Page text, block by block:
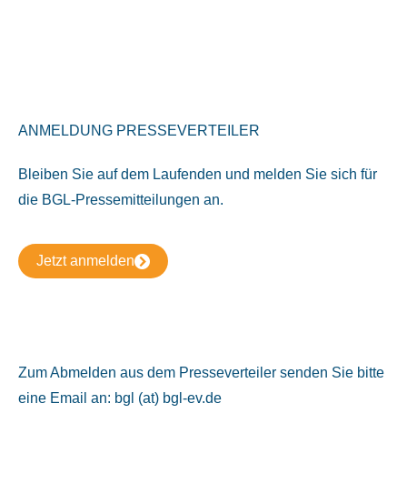
ANMELDUNG PRESSEVERTEILER
Bleiben Sie auf dem Laufenden und melden Sie sich für
die BGL-Pressemitteilungen an.
Jetzt anmelden
Zum Abmelden aus dem Presseverteiler senden Sie bitte
eine Email an: bgl (at) bgl-ev.de